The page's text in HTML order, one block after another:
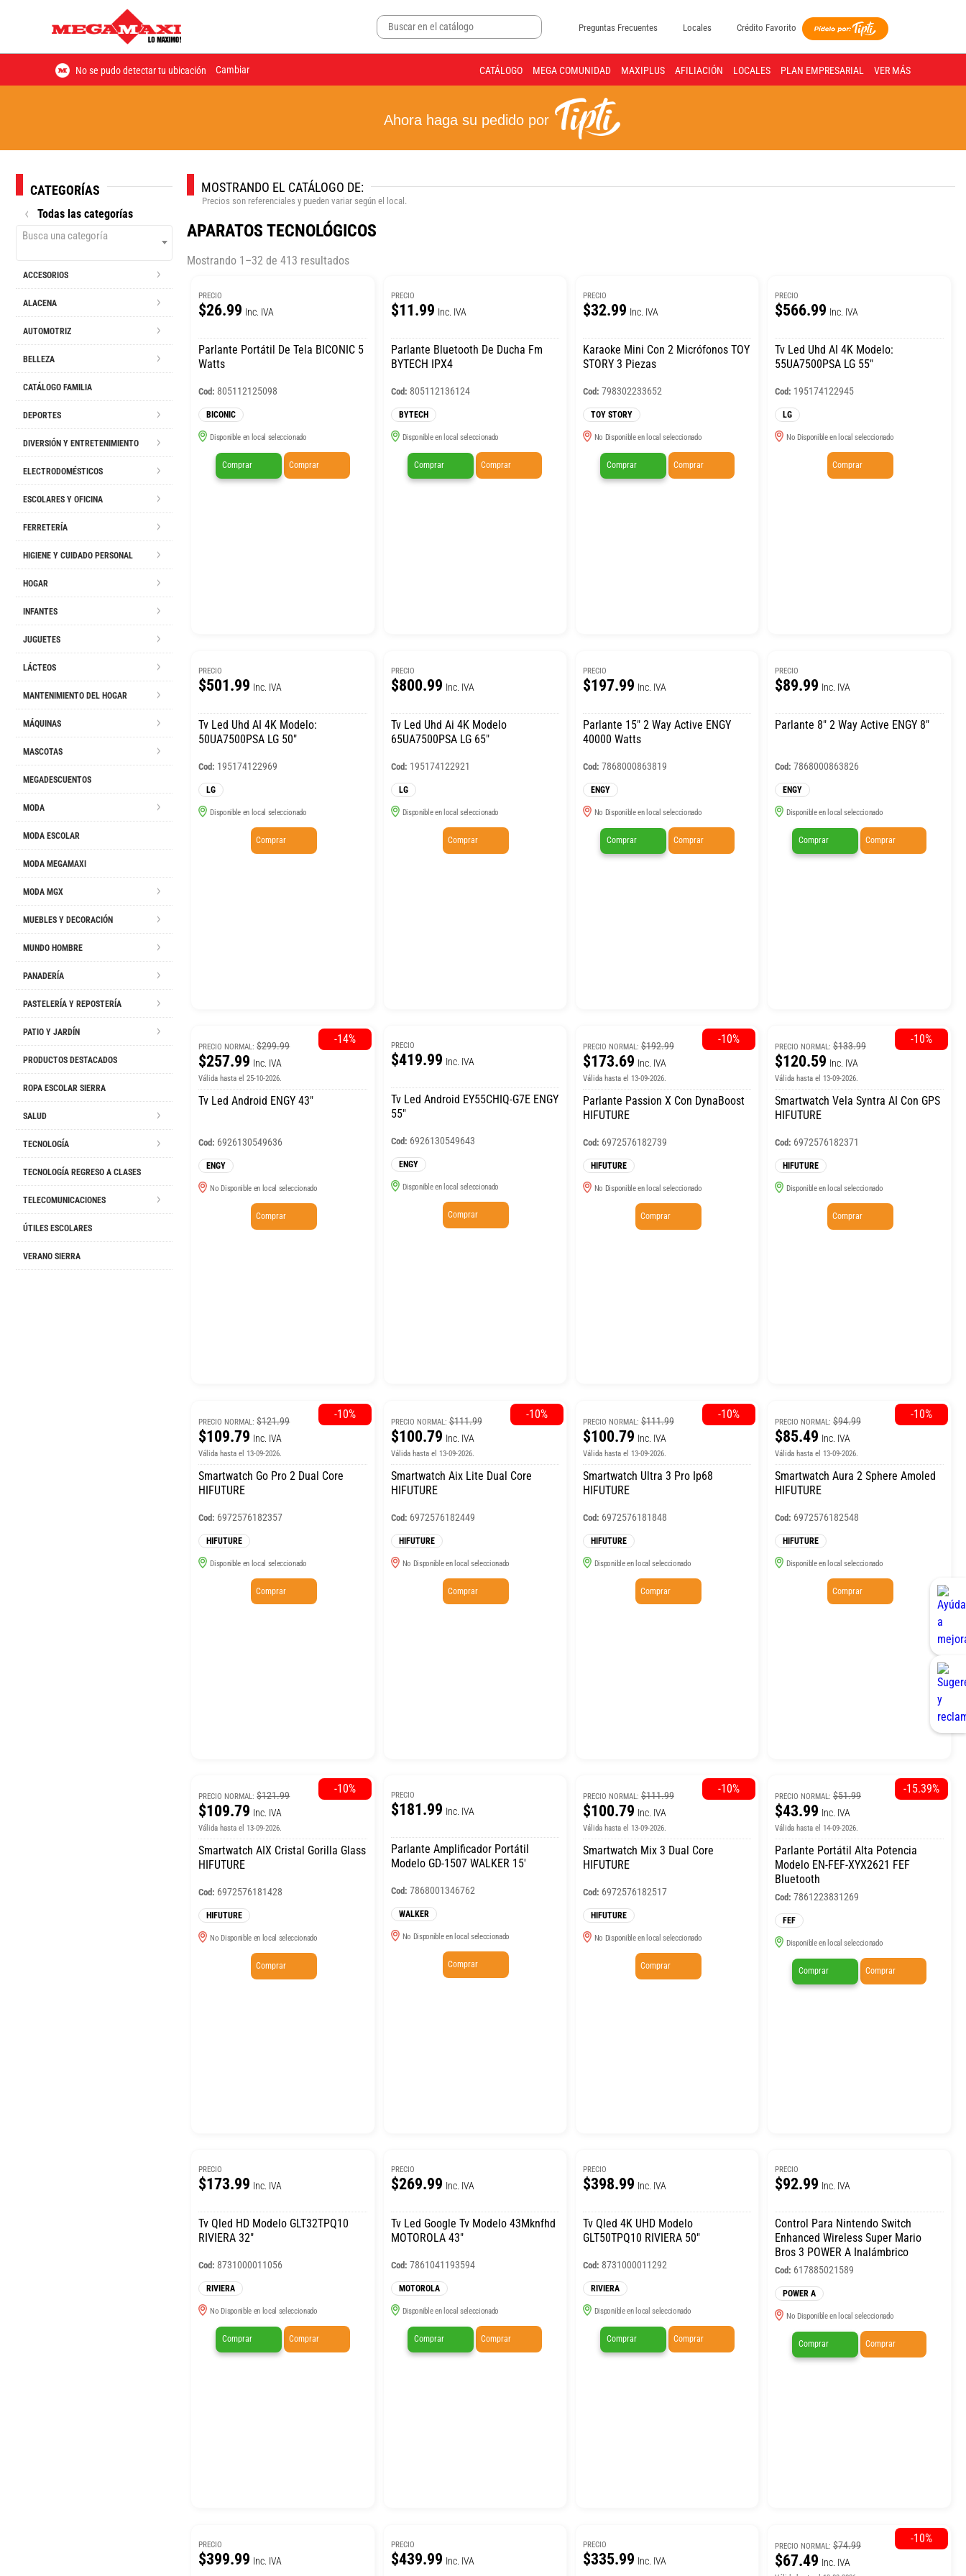
Preguntas Frecuentes Locales Crédito Favorito
No se pudo detectar tu ubicación Cambiar CATÁLOGO MEGA COMUNIDAD MAXIPLUS AFILIACIÓN LOCALES PLAN EMPRESARIAL VER MÁS
Ahora haga su pedido por
CATEGORÍAS
Todas las categorías
Busca una categoría
ACCESORIOS
ALACENA
AUTOMOTRIZ
BELLEZA
CATÁLOGO FAMILIA
DEPORTES
DIVERSIÓN Y ENTRETENIMIENTO
ELECTRODOMÉSTICOS
ESCOLARES Y OFICINA
FERRETERÍA
HIGIENE Y CUIDADO PERSONAL
HOGAR
INFANTES
JUGUETES
LÁCTEOS
MANTENIMIENTO DEL HOGAR
MÁQUINAS
MASCOTAS
MEGADESCUENTOS
MODA
MODA ESCOLAR
MODA MEGAMAXI
MODA MGX
MUEBLES Y DECORACIÓN
MUNDO HOMBRE
PANADERÍA
PASTELERÍA Y REPOSTERÍA
PATIO Y JARDÍN
PRODUCTOS DESTACADOS
ROPA ESCOLAR SIERRA
SALUD
TECNOLOGÍA
TECNOLOGÍA REGRESO A CLASES
TELECOMUNICACIONES
ÚTILES ESCOLARES
VERANO SIERRA
MOSTRANDO EL CATÁLOGO DE:
Precios son referenciales y pueden variar según el local.
APARATOS TECNOLÓGICOS
Mostrando 1–32 de 413 resultados
PRECIO
$26.99 Inc. IVA
Parlante Portátil De Tela BICONIC 5
Watts
Cod: 805112125098
BICONIC
Disponible en local seleccionado
Comprar Comprar
PRECIO
$11.99 Inc. IVA
Parlante Bluetooth De Ducha Fm
BYTECH IPX4
Cod: 805112136124
BYTECH
Disponible en local seleccionado
Comprar Comprar
PRECIO
$32.99 Inc. IVA
Karaoke Mini Con 2 Micrófonos TOY
STORY 3 Piezas
Cod: 798302233652
TOY STORY
No Disponible en local seleccionado
Comprar Comprar
PRECIO
$566.99 Inc. IVA
Tv Led Uhd AI 4K Modelo:
55UA7500PSA LG 55″
Cod: 195174122945
LG
No Disponible en local seleccionado
Comprar
PRECIO
$501.99 Inc. IVA
Tv Led Uhd AI 4K Modelo:
50UA7500PSA LG 50″
Cod: 195174122969
LG
Disponible en local seleccionado
Comprar
PRECIO
$800.99 Inc. IVA
Tv Led Uhd Ai 4K Modelo
65UA7500PSA LG 65″
Cod: 195174122921
LG
Disponible en local seleccionado
Comprar
PRECIO
$197.99 Inc. IVA
Parlante 15″ 2 Way Active ENGY
40000 Watts
Cod: 7868000863819
ENGY
No Disponible en local seleccionado
Comprar Comprar
PRECIO
$89.99 Inc. IVA
Parlante 8″ 2 Way Active ENGY 8″
Cod: 7868000863826
ENGY
Disponible en local seleccionado
Comprar Comprar
PRECIO NORMAL:$299.99
$257.99 Inc. IVA
Válida hasta el 25-10-2026.
Tv Led Android ENGY 43″
Cod: 6926130549636
ENGY
No Disponible en local seleccionado
Comprar
-14% PRECIO
$419.99 Inc. IVA
Tv Led Android EY55CHIQ-G7E ENGY
55″
Cod: 6926130549643
ENGY
Disponible en local seleccionado
Comprar
PRECIO NORMAL:$192.99
$173.69 Inc. IVA
Válida hasta el 13-09-2026.
Parlante Passion X Con DynaBoost
HIFUTURE
Cod: 6972576182739
HIFUTURE
No Disponible en local seleccionado
Comprar
-10%
PRECIO NORMAL:$133.99
$120.59 Inc. IVA
Válida hasta el 13-09-2026.
Smartwatch Vela Syntra AI Con GPS
HIFUTURE
Cod: 6972576182371
HIFUTURE
Disponible en local seleccionado
Comprar
-10%
PRECIO NORMAL:$121.99
$109.79 Inc. IVA
Válida hasta el 13-09-2026.
Smartwatch Go Pro 2 Dual Core
HIFUTURE
Cod: 6972576182357
HIFUTURE
Disponible en local seleccionado
Comprar
-10%
PRECIO NORMAL:$111.99
$100.79 Inc. IVA
Válida hasta el 13-09-2026.
Smartwatch Aix Lite Dual Core
HIFUTURE
Cod: 6972576182449
HIFUTURE
No Disponible en local seleccionado
Comprar
-10%
PRECIO NORMAL:$111.99
$100.79 Inc. IVA
Válida hasta el 13-09-2026.
Smartwatch Ultra 3 Pro Ip68
HIFUTURE
Cod: 6972576181848
HIFUTURE
Disponible en local seleccionado
Comprar
-10%
PRECIO NORMAL:$94.99
$85.49 Inc. IVA
Válida hasta el 13-09-2026.
Smartwatch Aura 2 Sphere Amoled
HIFUTURE
Cod: 6972576182548
HIFUTURE
Disponible en local seleccionado
Comprar
-10%
PRECIO NORMAL:$121.99
$109.79 Inc. IVA
Válida hasta el 13-09-2026.
Smartwatch AIX Cristal Gorilla Glass
HIFUTURE
Cod: 6972576181428
HIFUTURE
No Disponible en local seleccionado
Comprar
-10% PRECIO
$181.99 Inc. IVA
Parlante Amplificador Portátil
Modelo GD-1507 WALKER 15′
Cod: 7868001346762
WALKER
No Disponible en local seleccionado
Comprar
PRECIO NORMAL:$111.99
$100.79 Inc. IVA
Válida hasta el 13-09-2026.
Smartwatch Mix 3 Dual Core
HIFUTURE
Cod: 6972576182517
HIFUTURE
No Disponible en local seleccionado
Comprar
-10%
PRECIO NORMAL:$51.99
$43.99 Inc. IVA
Válida hasta el 14-09-2026.
Parlante Portátil Alta Potencia
Modelo EN-FEF-XYX2621 FEF
Bluetooth
Cod: 7861223831269
FEF
Disponible en local seleccionado
Comprar Comprar
-15.39%
PRECIO
$173.99 Inc. IVA
Tv Qled HD Modelo GLT32TPQ10
RIVIERA 32″
Cod: 8731000011056
RIVIERA
No Disponible en local seleccionado
Comprar Comprar
PRECIO
$269.99 Inc. IVA
Tv Led Google Tv Modelo 43Mknfhd
MOTOROLA 43″
Cod: 7861041193594
MOTOROLA
Disponible en local seleccionado
Comprar Comprar
PRECIO
$398.99 Inc. IVA
Tv Qled 4K UHD Modelo
GLT50TPQ10 RIVIERA 50″
Cod: 8731000011292
RIVIERA
Disponible en local seleccionado
Comprar Comprar
PRECIO
$92.99 Inc. IVA
Control Para Nintendo Switch
Enhanced Wireless Super Mario
Bros 3 POWER A Inalámbrico
Cod: 617885021589
POWER A
No Disponible en local seleccionado
Comprar Comprar
PRECIO
$399.99 Inc. IVA
PRECIO
$439.99 Inc. IVA
PRECIO
$335.99 Inc. IVA
PRECIO NORMAL:$74.99
$67.49 Inc. IVA
-10%